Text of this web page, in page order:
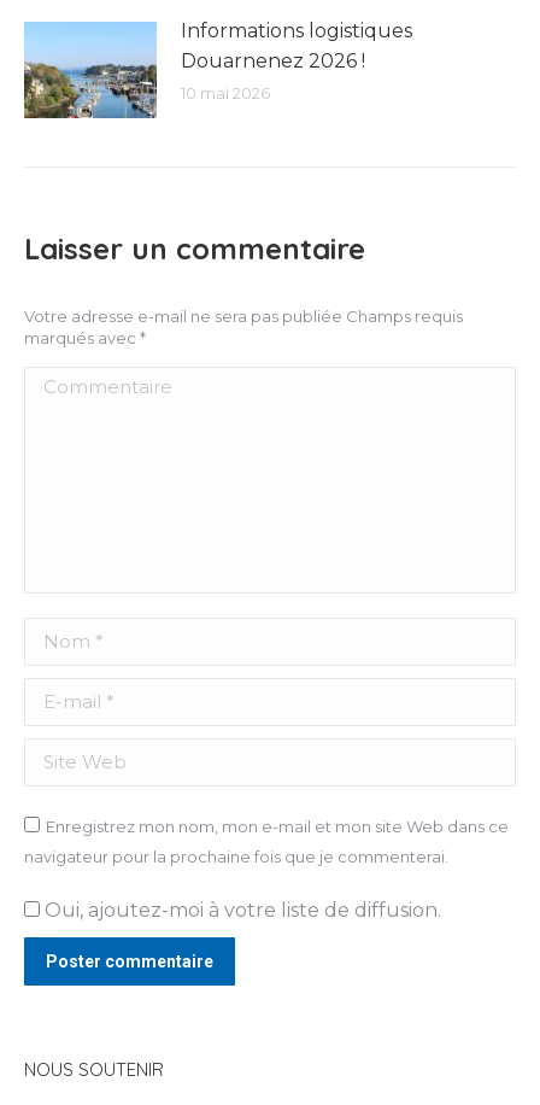
Informations logistiques
Douarnenez 2026 !
10 mai 2026
Laisser un commentaire
Votre adresse e-mail ne sera pas publiée Champs requis
marqués avec *
Commentaire
Nom *
E-mail *
Site Web
Enregistrez mon nom, mon e-mail et mon site Web dans ce
navigateur pour la prochaine fois que je commenterai.
Oui, ajoutez-moi à votre liste de diffusion.
Poster commentaire
NOUS SOUTENIR